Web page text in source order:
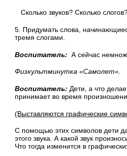
Сколько звуков? Сколько
5. Придумать слова,
тремя слогами.
Воспитатель: А сейчас
Физкультминутка «Самолет».
Воспитатель: Дети, а что
принимает во время
(Выставляются графические
С помощью этих символов дети
этого звука. А какой звук
Что тогда изменится в